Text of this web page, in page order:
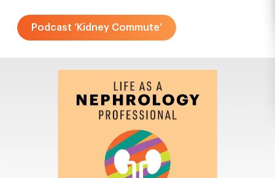
Podcast ‘Kidney Commute’